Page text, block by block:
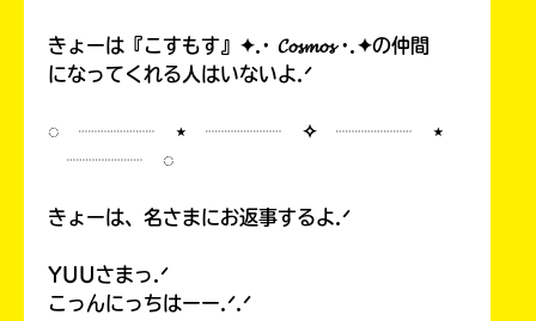
きょーは『こすもす』✦.· 𝓒𝓸𝓼𝓶𝓸𝓼 ·.✦の仲間
になってくれる人はいないよ.ᐟ
◌ ┈┈┈┈ ⋆ ┈┈┈┈ ✧ ┈┈┈┈ ⋆
┈┈┈┈ ◌
きょーは、名さまにお返事するよ.ᐟ
YUUさまっ.ᐟ
こっんにっちはーー.ᐟ.ᐟ